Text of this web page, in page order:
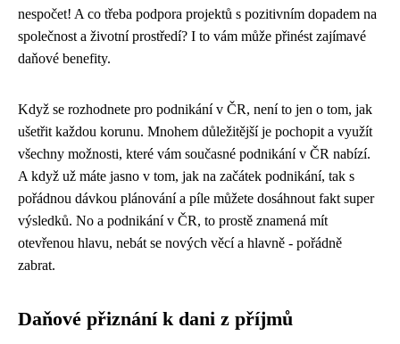
nespočet! A co třeba podpora projektů s pozitivním dopadem na
společnost a životní prostředí? I to vám může přinést zajímavé
daňové benefity.
Když se rozhodnete pro podnikání v ČR, není to jen o tom, jak
ušetřit každou korunu. Mnohem důležitější je pochopit a využít
všechny možnosti, které vám současné podnikání v ČR nabízí.
A když už máte jasno v tom, jak na začátek podnikání, tak s
pořádnou dávkou plánování a píle můžete dosáhnout fakt super
výsledků. No a podnikání v ČR, to prostě znamená mít
otevřenou hlavu, nebát se nových věcí a hlavně - pořádně
zabrat.
Daňové přiznání k dani z příjmů